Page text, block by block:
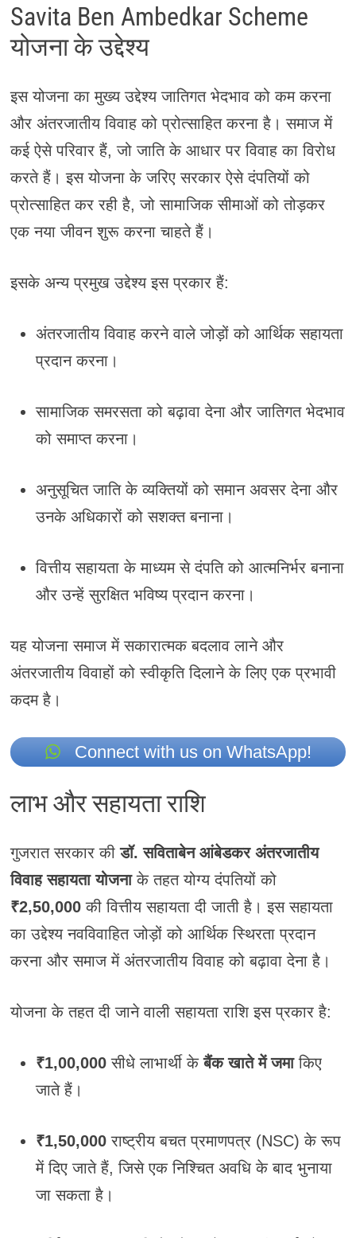
Savita Ben Ambedkar Scheme
योजना के उद्देश्य
इस योजना का मुख्य उद्देश्य जातिगत भेदभाव को कम करना
और अंतरजातीय विवाह को प्रोत्साहित करना है। समाज में
कई ऐसे परिवार हैं, जो जाति के आधार पर विवाह का विरोध
करते हैं। इस योजना के जरिए सरकार ऐसे दंपतियों को
प्रोत्साहित कर रही है, जो सामाजिक सीमाओं को तोड़कर
एक नया जीवन शुरू करना चाहते हैं।
इसके अन्य प्रमुख उद्देश्य इस प्रकार हैं:
अंतरजातीय विवाह करने वाले जोड़ों को आर्थिक सहायता
प्रदान करना।
सामाजिक समरसता को बढ़ावा देना और जातिगत भेदभाव
को समाप्त करना।
अनुसूचित जाति के व्यक्तियों को समान अवसर देना और
उनके अधिकारों को सशक्त बनाना।
वित्तीय सहायता के माध्यम से दंपति को आत्मनिर्भर बनाना
और उन्हें सुरक्षित भविष्य प्रदान करना।
यह योजना समाज में सकारात्मक बदलाव लाने और
अंतरजातीय विवाहों को स्वीकृति दिलाने के लिए एक प्रभावी
कदम है।
Connect with us on WhatsApp!
लाभ और सहायता राशि
गुजरात सरकार कीडॉ. सविताबेन आंबेडकर अंतरजातीय
विवाह सहायता योजनाके तहत योग्य दंपतियों को
₹2,50,000की वित्तीय सहायता दी जाती है। इस सहायता
का उद्देश्य नवविवाहित जोड़ों को आर्थिक स्थिरता प्रदान
करना और समाज में अंतरजातीय विवाह को बढ़ावा देना है।
योजना के तहत दी जाने वाली सहायता राशि इस प्रकार है:
₹1,00,000सीधे लाभार्थी केबैंक खाते में जमाकिए
जाते हैं।
₹1,50,000राष्ट्रीय बचत प्रमाणपत्र (NSC) के रूप
में दिए जाते हैं, जिसे एक निश्चित अवधि के बाद भुनाया
जा सकता है।